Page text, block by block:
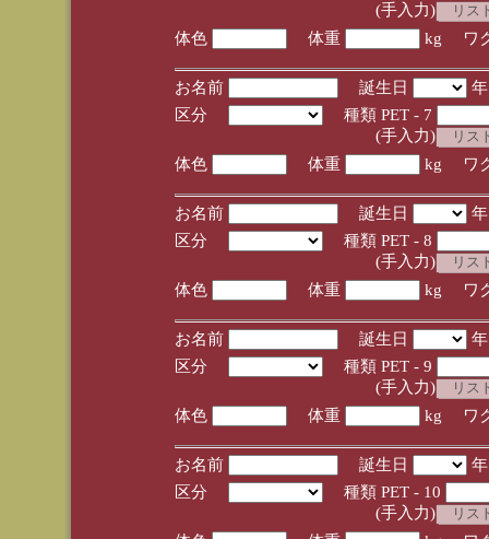
(手入力)
体色
体重 kg ワ
お名前 誕生日
区分
種類 PET - 7
(手入力)
体色
体重 kg ワ
お名前 誕生日
区分
種類 PET - 8
(手入力)
体色
体重 kg ワ
お名前 誕生日
区分
種類 PET - 9
(手入力)
体色
体重 kg ワ
お名前 誕生日
区分
種類 PET - 10
(手入力)